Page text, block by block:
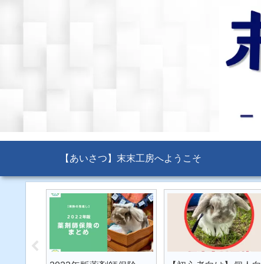
【あいさつ】末末工房へようこそ